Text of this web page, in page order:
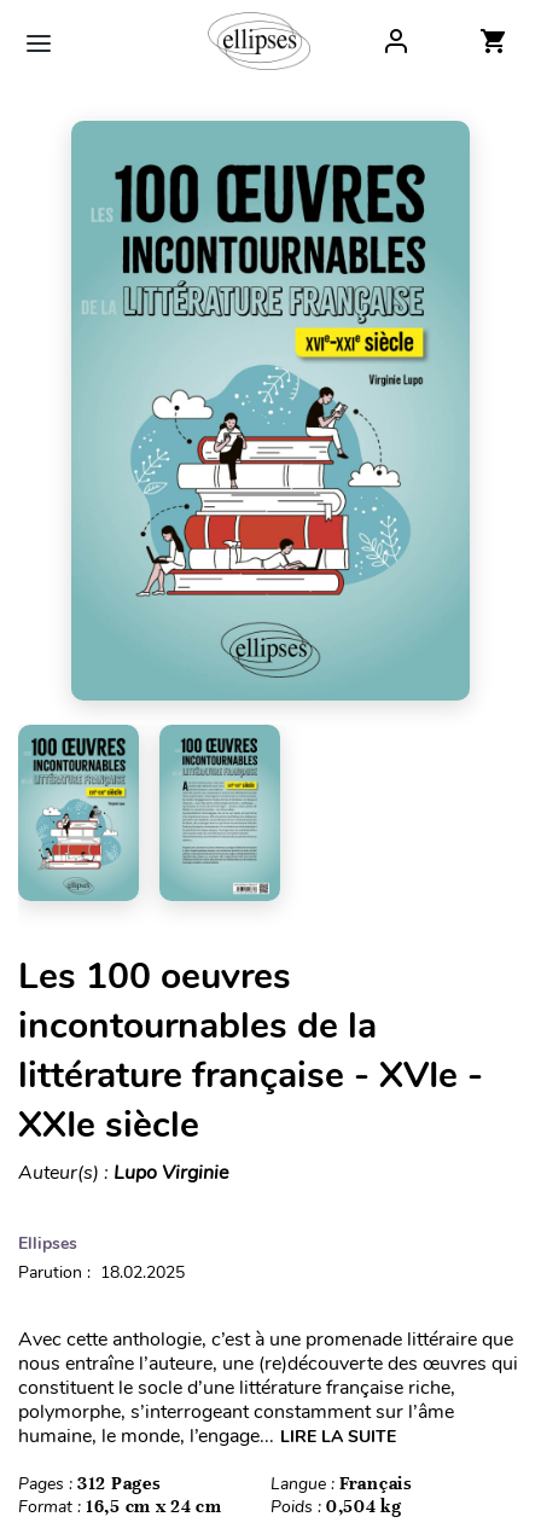
Les 100 oeuvres
incontournables de la
littérature française - XVIe -
XXIe siècle
Auteur(s) : Lupo Virginie
Ellipses
Parution : 18.02.2025
Avec cette anthologie, c’est à une promenade littéraire que
nous entraîne l’auteure, une (re)découverte des œuvres qui
constituent le socle d’une littérature française riche,
polymorphe, s’interrogeant constamment sur l’âme
humaine, le monde, l’engage... LIRE LA SUITE
Pages : 312 Pages Langue : Français
Format : 16,5 cm x 24 cm Poids : 0,504 kg